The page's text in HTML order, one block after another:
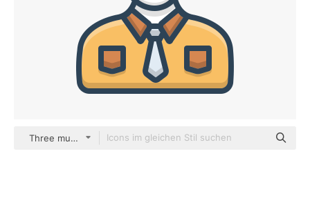
Three musketeers color lineal-color